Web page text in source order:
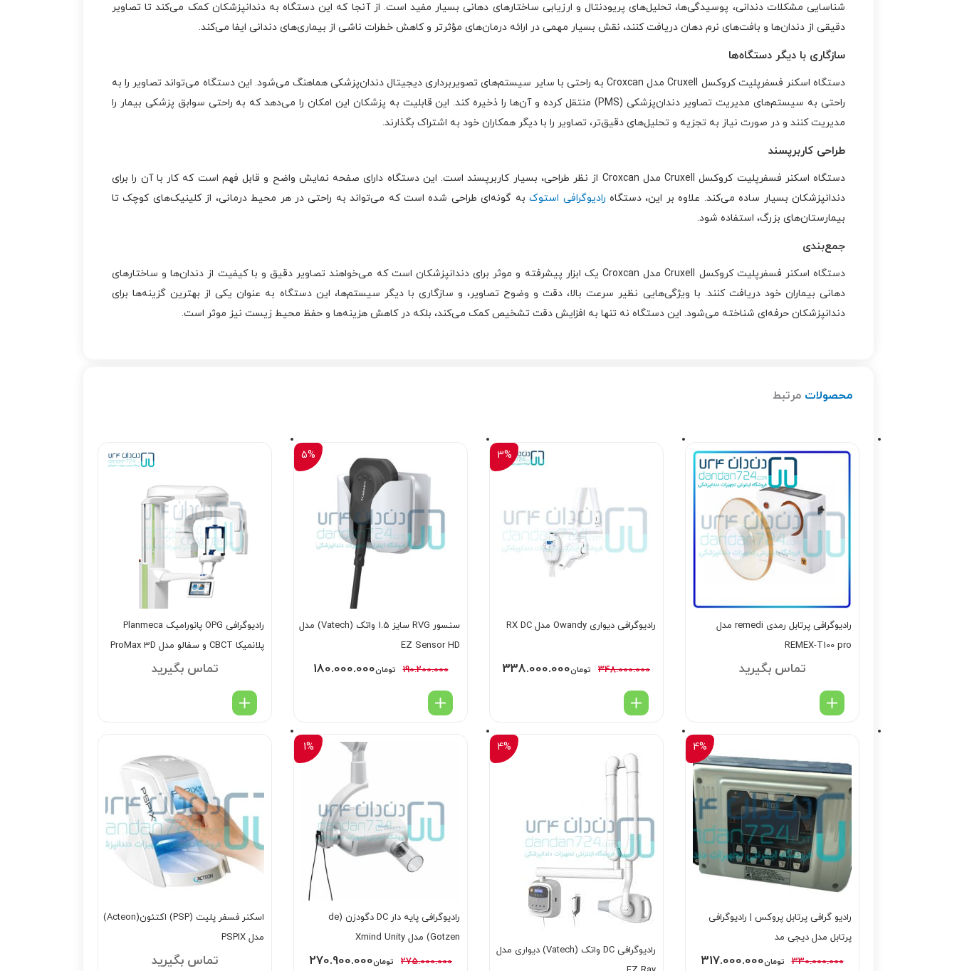
شناسایی مشکلات دندانی، پوسیدگی‌ها، تحلیل‌های پریودنتال و ارزیابی ساختارهای دهانی بسیار مفید است. از آنجا که این دستگاه به دندانپزشکان کمک می‌کند تا تصاویر
دقیقی از دندان‌ها و بافت‌های نرم دهان دریافت کنند، نقش بسیار مهمی در ارائه درمان‌های مؤثرتر و کاهش خطرات ناشی از بیماری‌های دندانی ایفا می‌کند.
سازگاری با دیگر دستگاه‌ها
دستگاه اسکنر فسفرپلیت کروکسل Cruxell مدل Croxcan به راحتی با سایر سیستم‌های تصویربرداری دیجیتال دندان‌پزشکی هماهنگ می‌شود. این دستگاه می‌تواند تصاویر را به
راحتی به سیستم‌های مدیریت تصاویر دندان‌پزشکی (PMS) منتقل کرده و آن‌ها را ذخیره کند. این قابلیت به پزشکان این امکان را می‌دهد که به راحتی سوابق پزشکی بیمار را
مدیریت کنند و در صورت نیاز به تجزیه و تحلیل‌های دقیق‌تر، تصاویر را با دیگر همکاران خود به اشتراک بگذارند.
طراحی کاربرپسند
دستگاه اسکنر فسفرپلیت کروکسل Cruxell مدل Croxcan از نظر طراحی، بسیار کاربرپسند است. این دستگاه دارای صفحه نمایش واضح و قابل فهم است که کار با آن را برای
دندانپزشکان بسیار ساده می‌کند. علاوه بر این، دستگاه رادیوگرافی استوکبه گونه‌ای طراحی شده است که می‌تواند به راحتی در هر محیط درمانی، از کلینیک‌های کوچک تا
بیمارستان‌های بزرگ، استفاده شود.
جمع‌بندی
دستگاه اسکنر فسفرپلیت کروکسل Cruxell مدل Croxcan یک ابزار پیشرفته و موثر برای دندانپزشکان است که می‌خواهند تصاویر دقیق و با کیفیت از دندان‌ها و ساختارهای
دهانی بیماران خود دریافت کنند. با ویژگی‌هایی نظیر سرعت بالا، دقت و وضوح تصاویر، و سازگاری با دیگر سیستم‌ها، این دستگاه به عنوان یکی از بهترین گزینه‌ها برای
دندانپزشکان حرفه‌ای شناخته می‌شود. این دستگاه نه تنها به افزایش دقت تشخیص کمک می‌کند، بلکه در کاهش هزینه‌ها و حفظ محیط زیست نیز موثر است.
محصولات مرتبط
رادیوگرافی پرتابل رمدی remedi مدل
REMEX-T100 pro
تماس بگیرید
3%
رادیوگرافی دیواری Owandy مدل RX DC
348.000.000 تومان338.000.000
5%
سنسور RVG سایز 1.5 واتک (Vatech) مدل
EZ Sensor HD
190.200.000
تومان180.000.000
رادیوگرافی OPG پانورامیک Planmeca
پلانمیکا CBCT و سفالو مدل ProMax 3D
تماس بگیرید
4%
رادیو گرافی پرتابل پروکس | رادیوگرافی
پرتابل مدل دیجی مد
330.000.000
تومان317.000.000
4%
رادیوگرافی DC واتک (Vatech) دیواری مدل
1%
رادیوگرافی پایه دار DC دگودزن (de
Gotzen) مدل Xmind Unity
275.000.000
تومان270.900.000
اسکنر فسفر پلیت (PSP) اکتئون(Acteon)
مدل PSPIX
تماس بگیرید